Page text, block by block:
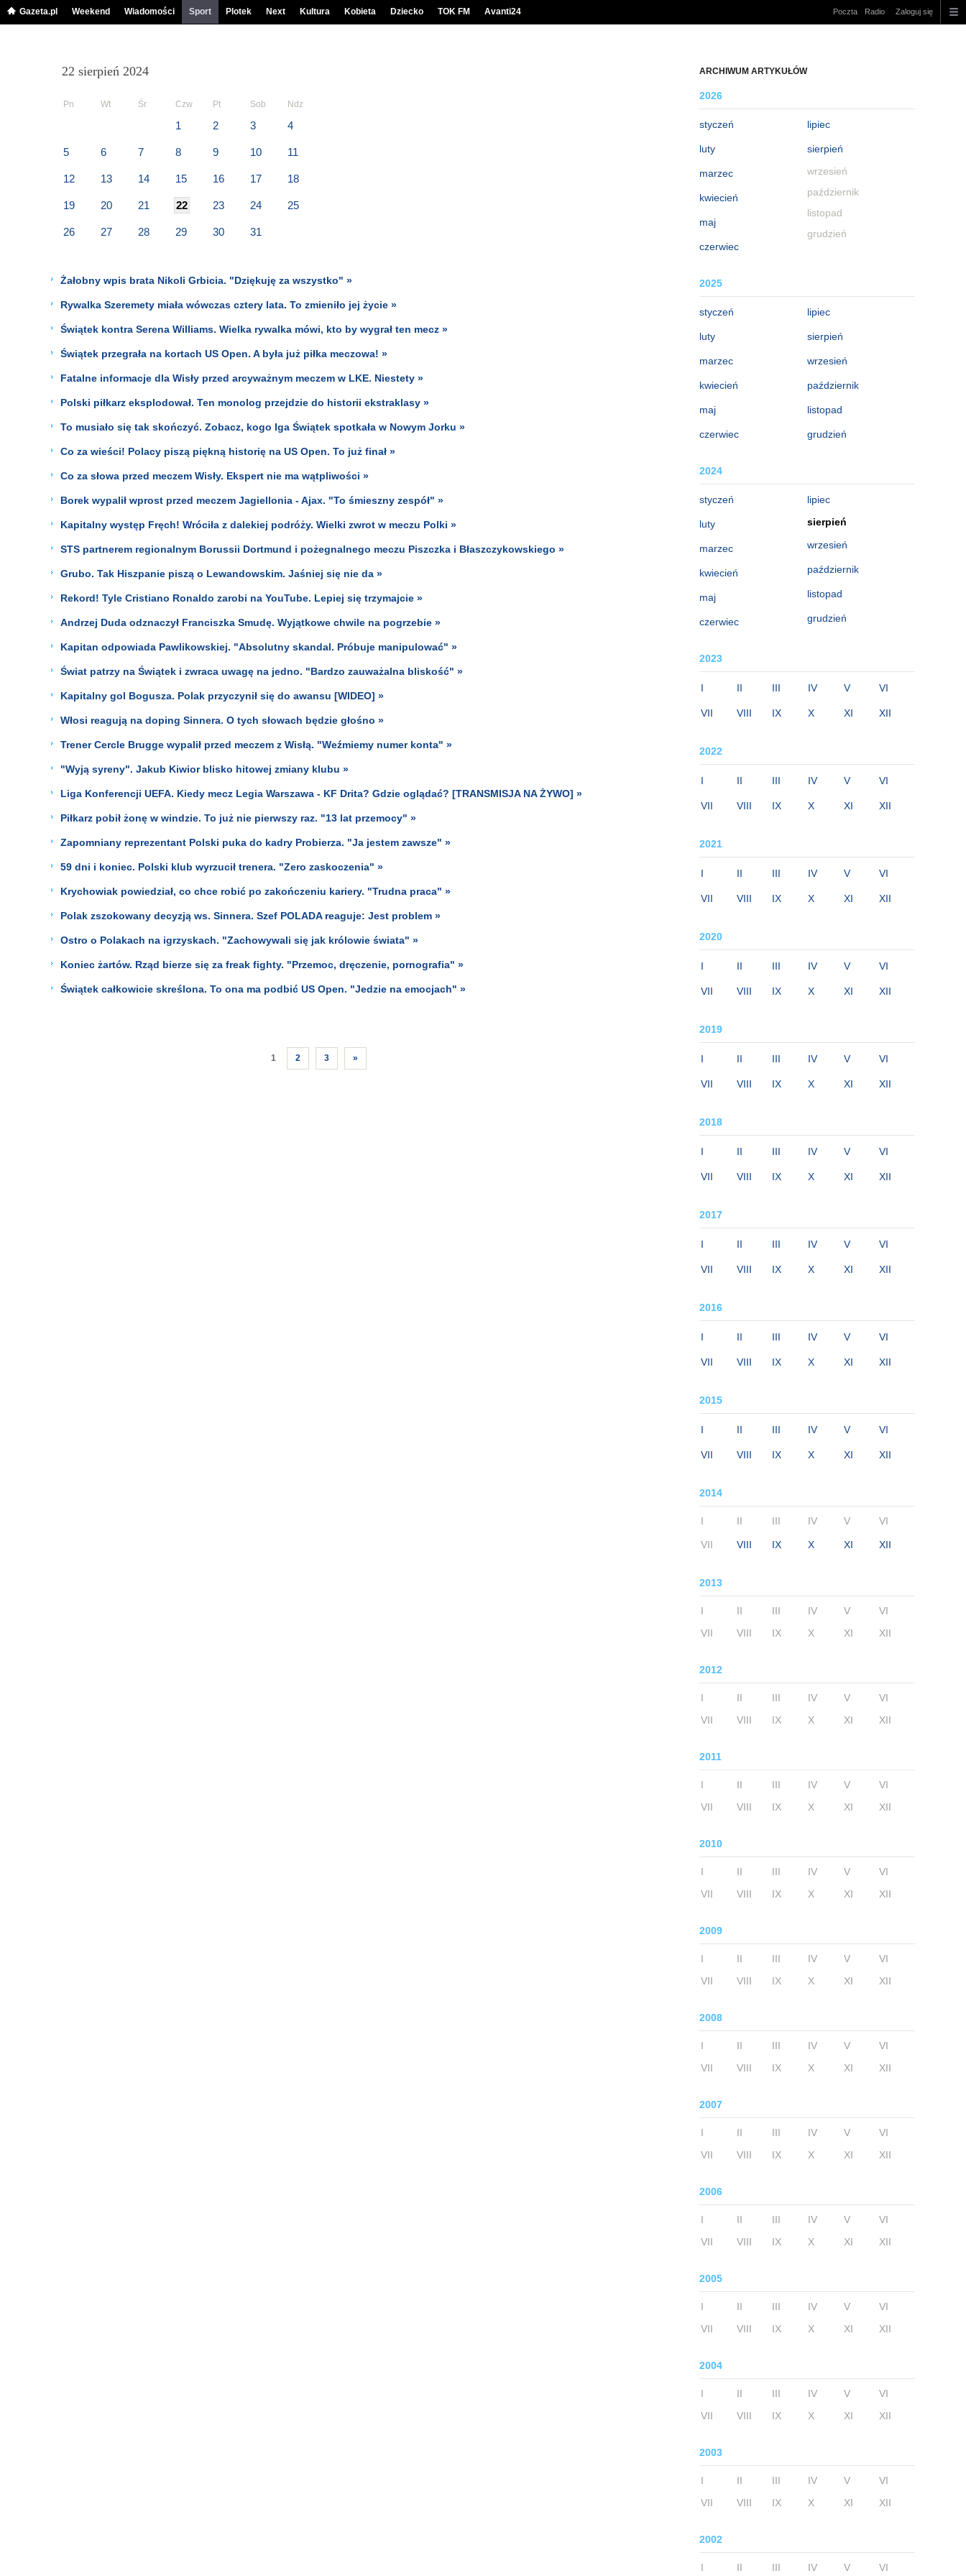
Gazeta.pl Weekend Wiadomości Sport Plotek Next Kultura Kobieta Dziecko TOK FM Avanti24 Poczta Radio Zaloguj się
ARCHIWUM ARTYKUŁÓW
2026
styczeń
luty
marzec
kwiecień
maj
czerwiec
lipiec
sierpień
wrzesień
październik
listopad
grudzień
2025
styczeń
luty
marzec
kwiecień
maj
czerwiec
lipiec
sierpień
wrzesień
październik
listopad
grudzień
2024
styczeń
luty
marzec
kwiecień
maj
czerwiec
lipiec
sierpień
wrzesień
październik
listopad
grudzień
2023
I II III IV V VI
VII VIII IX X XI XII
2022
I II III IV V VI
VII VIII IX X XI XII
2021
I II III IV V VI
VII VIII IX X XI XII
2020
I II III IV V VI
VII VIII IX X XI XII
2019
I II III IV V VI
VII VIII IX X XI XII
2018
I II III IV V VI
VII VIII IX X XI XII
2017
I II III IV V VI
VII VIII IX X XI XII
2016
I II III IV V VI
VII VIII IX X XI XII
2015
I II III IV V VI
VII VIII IX X XI XII
2014
I II III IV V VI
VII VIII IX X XI XII
2013
I II III IV V
VI
VII
VIII IX X XI XII
2012
I II III IV V
VI
VII
VIII IX X XI XII
2011
I II III IV V
VI
VII
VIII IX X XI XII
2010
I II III IV V
VI
VII
VIII IX X XI XII
2009
I II III IV V
VI
VII
VIII IX X XI XII
2008
I II III IV V
VI
VII
VIII IX X XI XII
2007
I II III IV V
VI
VII
VIII IX X XI XII
2006
I II III IV V
VI
VII
VIII IX X XI XII
2005
I II III IV V
VI
VII
VIII IX X XI XII
2004
I II III IV V
VI
VII
VIII IX X XI XII
2003
I II III IV V
VI
VII
VIII IX X XI XII
2002
I II III IV V VI
22 sierpień 2024
Pn Wt Śr Czw Pt Sob Ndz
1 2 3 4
5 6 7 8 9 10 11
12 13 14 15 16 17 18
19 20 21 22 23 24 25
26 27 28 29 30 31
Żałobny wpis brata Nikoli Grbicia. "Dziękuję za wszystko" »
Rywalka Szeremety miała wówczas cztery lata. To zmieniło jej życie »
Świątek kontra Serena Williams. Wielka rywalka mówi, kto by wygrał ten mecz »
Świątek przegrała na kortach US Open. A była już piłka meczowa! »
Fatalne informacje dla Wisły przed arcyważnym meczem w LKE. Niestety »
Polski piłkarz eksplodował. Ten monolog przejdzie do historii ekstraklasy »
To musiało się tak skończyć. Zobacz, kogo Iga Świątek spotkała w Nowym Jorku »
Co za wieści! Polacy piszą piękną historię na US Open. To już finał »
Co za słowa przed meczem Wisły. Ekspert nie ma wątpliwości »
Borek wypalił wprost przed meczem Jagiellonia - Ajax. "To śmieszny zespół" »
Kapitalny występ Fręch! Wróciła z dalekiej podróży. Wielki zwrot w meczu Polki »
STS partnerem regionalnym Borussii Dortmund i pożegnalnego meczu Piszczka i Błaszczykowskiego »
Grubo. Tak Hiszpanie piszą o Lewandowskim. Jaśniej się nie da »
Rekord! Tyle Cristiano Ronaldo zarobi na YouTube. Lepiej się trzymajcie »
Andrzej Duda odznaczył Franciszka Smudę. Wyjątkowe chwile na pogrzebie »
Kapitan odpowiada Pawlikowskiej. "Absolutny skandal. Próbuje manipulować" »
Świat patrzy na Świątek i zwraca uwagę na jedno. "Bardzo zauważalna bliskość" »
Kapitalny gol Bogusza. Polak przyczynił się do awansu [WIDEO] »
Włosi reagują na doping Sinnera. O tych słowach będzie głośno »
Trener Cercle Brugge wypalił przed meczem z Wisłą. "Weźmiemy numer konta" »
"Wyją syreny". Jakub Kiwior blisko hitowej zmiany klubu »
Liga Konferencji UEFA. Kiedy mecz Legia Warszawa - KF Drita? Gdzie oglądać? [TRANSMISJA NA ŻYWO] »
Piłkarz pobił żonę w windzie. To już nie pierwszy raz. "13 lat przemocy" »
Zapomniany reprezentant Polski puka do kadry Probierza. "Ja jestem zawsze" »
59 dni i koniec. Polski klub wyrzucił trenera. "Zero zaskoczenia" »
Krychowiak powiedział, co chce robić po zakończeniu kariery. "Trudna praca" »
Polak zszokowany decyzją ws. Sinnera. Szef POLADA reaguje: Jest problem »
Ostro o Polakach na igrzyskach. "Zachowywali się jak królowie świata" »
Koniec żartów. Rząd bierze się za freak fighty. "Przemoc, dręczenie, pornografia" »
Świątek całkowicie skreślona. To ona ma podbić US Open. "Jedzie na emocjach" »
1 2 3 »